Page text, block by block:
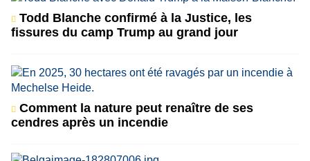
Todd Blanche confirmé à la Justice, les
fissures du camp Trump au grand jour
Comment la nature peut renaître de ses
cendres après un incendie